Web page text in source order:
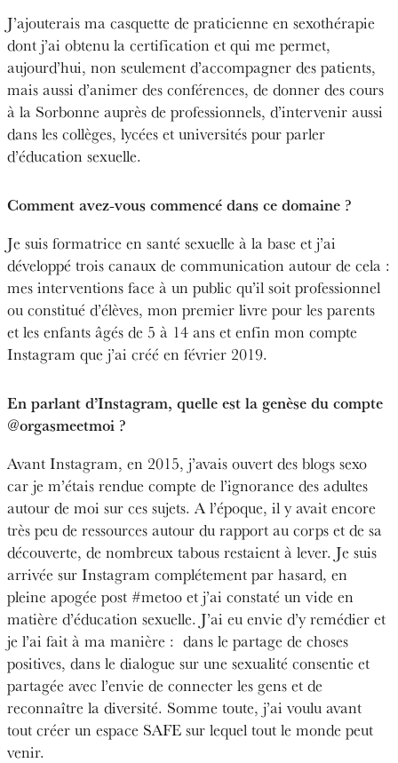
J’ajouterais ma casquette de praticienne en sexothérapie
dont j’ai obtenu la certification et qui me permet,
aujourd’hui, non seulement d’accompagner des patients,
mais aussi d’animer des conférences, de donner des cours
à la Sorbonne auprès de professionnels, d’intervenir aussi
dans les collèges, lycées et universités pour parler
d’éducation sexuelle.
Comment avez-vous commencé dans ce domaine ?
Je suis formatrice en santé sexuelle à la base et j’ai
développé trois canaux de communication autour de cela :
mes interventions face à un public qu’il soit professionnel
ou constitué d’élèves, mon premier livre pour les parents
et les enfants âgés de 5 à 14 ans et enfin mon compte
Instagram que j’ai créé en février 2019.
En parlant d’Instagram, quelle est la genèse du compte
@orgasmeetmoi ?
Avant Instagram, en 2015, j’avais ouvert des blogs sexo
car je m’étais rendue compte de l’ignorance des adultes
autour de moi sur ces sujets. A l’époque, il y avait encore
très peu de ressources autour du rapport au corps et de sa
découverte, de nombreux tabous restaient à lever. Je suis
arrivée sur Instagram complétement par hasard, en
pleine apogée post #metoo et j’ai constaté un vide en
matière d’éducation sexuelle. J’ai eu envie d’y remédier et
je l’ai fait à ma manière : dans le partage de choses
positives, dans le dialogue sur une sexualité consentie et
partagée avec l’envie de connecter les gens et de
reconnaître la diversité. Somme toute, j’ai voulu avant
tout créer un espace SAFE sur lequel tout le monde peut
venir.